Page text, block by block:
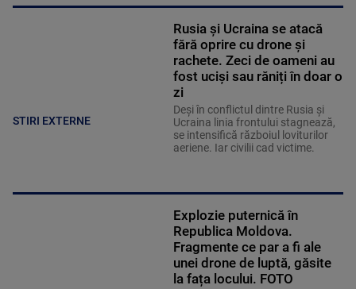
STIRI EXTERNE
Rusia și Ucraina se atacă
fără oprire cu drone și
rachete. Zeci de oameni au
fost uciși sau răniți în doar o
zi
Deși în conflictul dintre Rusia și
Ucraina linia frontului stagnează,
se intensifică războiul loviturilor
aeriene. Iar civilii cad victime.
Explozie puternică în
Republica Moldova.
Fragmente ce par a fi ale
unei drone de luptă, găsite
la fața locului. FOTO